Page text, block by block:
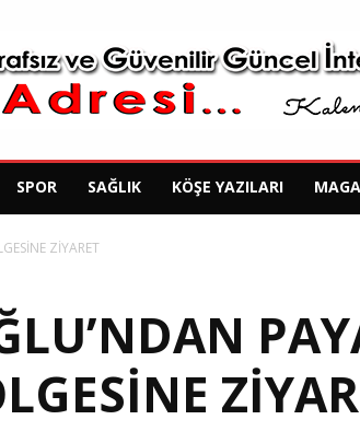
SPOR SAĞLIK KÖŞE YAZILARI
ZİYARET